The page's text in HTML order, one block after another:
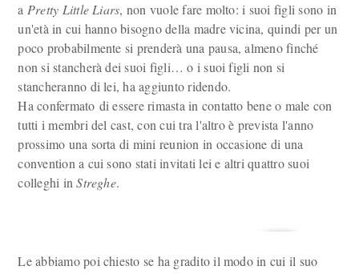
a Pretty Little Liars, non vuole fare molto: i suoi figli sono in
un'età in cui hanno bisogno della madre vicina, quindi per un
poco probabilmente si prenderà una pausa, almeno finché
non si stancherà dei suoi figli… o i suoi figli non si
stancheranno di lei, ha aggiunto ridendo.
Ha confermato di essere rimasta in contatto bene o male con
tutti i membri del cast, con cui tra l'altro è prevista l'anno
prossimo una sorta di mini reunion in occasione di una
convention a cui sono stati invitati lei e altri quattro suoi
colleghi inStreghe.
Le abbiamo poi chiesto se ha gradito il modo in cui il suo